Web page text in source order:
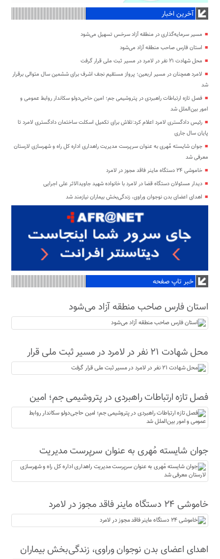
آخرین اخبار
مسیر سرمایه‌گذاری در منطقه آزاد سرخس تسهیل می‌شود
استان فارس صاحب منطقه آزاد می‌شود
محل شهادت ۲۱ نفر در لامرد در مسیر ثبت ملی قرار گرفت
لامرد همچنان در مسیر اربعین؛ پرواز مستقیم نجف اشرف برای ششمین سال متوالی برقرار
شد
فصل تازه ارتباطات راهبردی در پتروشیمی جم؛ امین حاجی‌دولو سکاندار روابط عمومی و
امور بین‌الملل شد
رئیس دادگستری لامرد اعلام کرد:تلاش برای تکمیل اسکلت ساختمان دادگستری لامرد تا
پایان سال جاری
جوان شایسته مُهری به عنوان سرپرست مدیریت راهداری اداره کل راه و شهرسازی لارستان
معرفی شد
خاموشی ۲۴ دستگاه ماینر فاقد مجوز در لامرد
دیدار مسئولان دستگاه قضا در لامرد با خانواده شهید جاویدالاثر علی اجرایی
اهدای اعضای بدن نوجوان وراوی، زندگی‌بخش بیماران نیازمند شد
خبر تاپ صفحه
استان فارس صاحب منطقه آزاد می‌شود
محل شهادت ۲۱ نفر در لامرد در مسیر ثبت ملی قرار
گرفت
فصل تازه ارتباطات راهبردی در پتروشیمی جم؛ امین
حاجی‌دولو سکاندار روابط عمومی و امور بین‌الملل شد
جوان شایسته مُهری به عنوان سرپرست مدیریت
راهداری اداره کل راه و شهرسازی لارستان معرفی شد
خاموشی ۲۴ دستگاه ماینر فاقد مجوز در لامرد
اهدای اعضای بدن نوجوان وراوی، زندگی‌بخش بیماران